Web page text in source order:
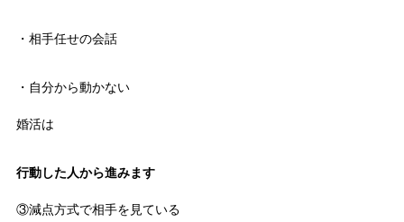
・相手任せの会話
・自分から動かない
婚活は
行動した人から進みます
③減点方式で相手を見ている